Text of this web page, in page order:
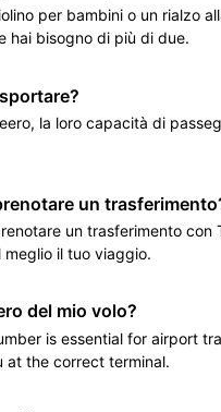
per bambini o un rialzo
hai bisogno di più di due.
la loro capacità di
un
un trasferimento
il tuo viaggio.
del mio volo?
is essential for airport
at the correct terminal.